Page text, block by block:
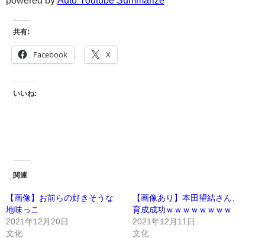
共有:
Facebook X
いいね:
関連
【画像】お前らの好きそうな
地味っこ
2021年12月20日
文化
【画像あり】本田望結さん、
育成成功ｗｗｗｗｗｗｗｗ
2021年12月11日
文化